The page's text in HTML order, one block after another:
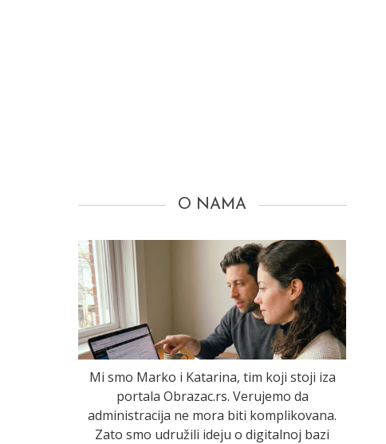
O NAMA
Mi smo Marko i Katarina, tim koji stoji iza
portala Obrazac.rs. Verujemo da
administracija ne mora biti komplikovana.
Zato smo udružili ideju o digitalnoj bazi